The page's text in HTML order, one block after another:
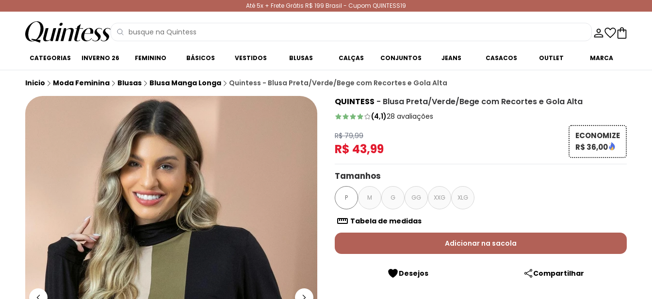
Até 5x + Frete Grátis R$ 199 Brasil - Cupom QUINTESS19
CATEGORIAS INVERNO 26 FEMININO BÁSICOS VESTIDOS BLUSAS CALÇAS CONJUNTOS JEANS CASACOS OUTLET MARCA
Inicio Moda Feminina Blusas Blusa Manga Longa Quintess - Blusa Preta/Verde/Bege com Recortes e Gola Alta
QUINTESS - Blusa Preta/Verde/Bege com Recortes e Gola Alta
(4,1)28 avaliações
R$ 79,99
R$ 43,99
ECONOMIZE
R$ 36,00
Tamanhos
P M G GG XXG XLG
Tabela de medidas
Adicionar na sacola
Desejos Compartilhar